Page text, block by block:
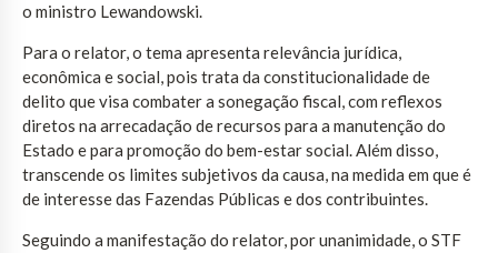
o ministro Lewandowski.
Para o relator, o tema apresenta relevância jurídica,
econômica e social, pois trata da constitucionalidade de
delito que visa combater a sonegação fiscal, com reflexos
diretos na arrecadação de recursos para a manutenção do
Estado e para promoção do bem-estar social. Além disso,
transcende os limites subjetivos da causa, na medida em que é
de interesse das Fazendas Públicas e dos contribuintes.
Seguindo a manifestação do relator, por unanimidade, o STF